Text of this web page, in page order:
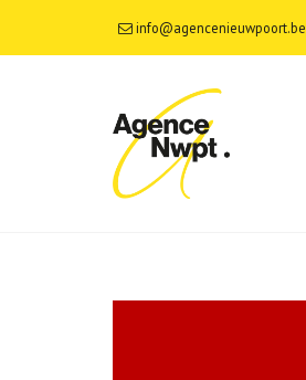
info@agencenieuwpoort.be